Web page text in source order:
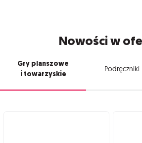
Nowości w
Gry planszowe
i towarzyskie
Podręczniki